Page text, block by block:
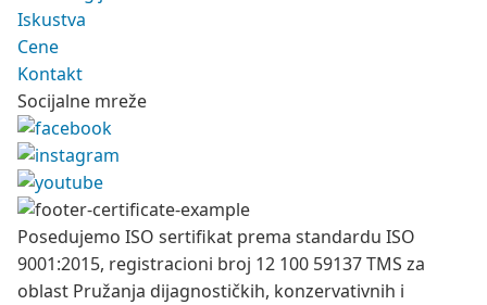
Iskustva
Cene
Kontakt
Socijalne mreže
Posedujemo ISO sertifikat prema standardu ISO
9001:2015, registracioni broj 12 100 59137 TMS za
oblast Pružanja dijagnostičkih, konzervativnih i